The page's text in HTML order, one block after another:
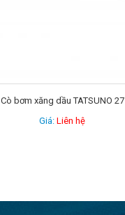
Cò bơm xăng dầu TATSUNO 27
Giá: Liên hệ